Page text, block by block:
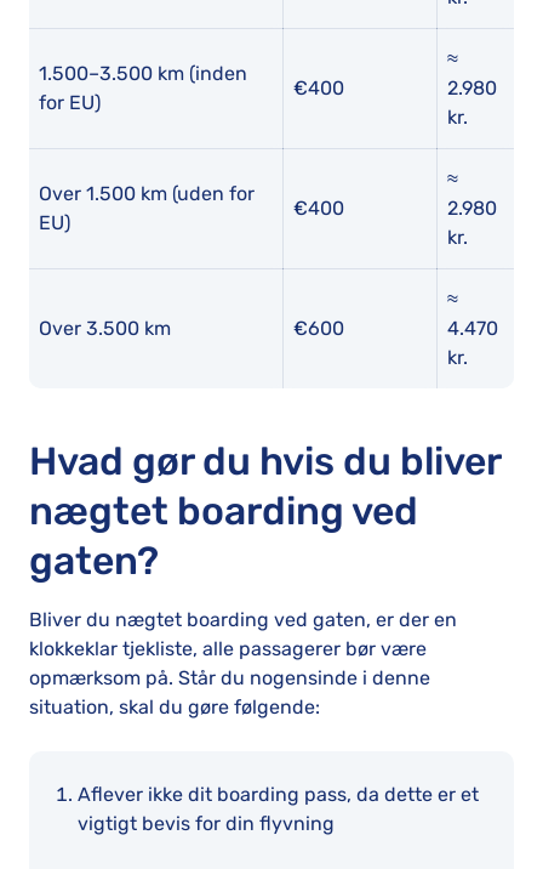
1.500–3.500 km (inden
for EU)
€400
≈
2.980
kr.
Over 1.500 km (uden for
EU)
€400
≈
2.980
kr.
Over 3.500 km €600
≈
4.470
kr.
Hvad gør du hvis du bliver
nægtet boarding ved
gaten?
Bliver du nægtet boarding ved gaten, er der en
klokkeklar tjekliste, alle passagerer bør være
opmærksom på. Står du nogensinde i denne
situation, skal du gøre følgende:
Aflever ikke dit boarding pass, da dette er et
vigtigt bevis for din flyvning